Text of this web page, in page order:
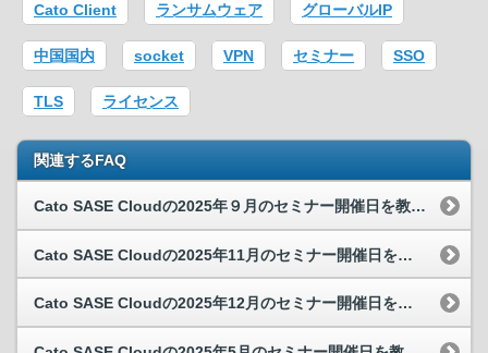
Cato Client ランサムウェア グローバルIP
中国国内 socket VPN セミナー SSO
TLS ライセンス
関連するFAQ
Cato SASE Cloudの2025年９月のセミナー開催日を教えてください。
Cato SASE Cloudの2025年11月のセミナー開催日を教えてください。
Cato SASE Cloudの2025年12月のセミナー開催日を教えてください。